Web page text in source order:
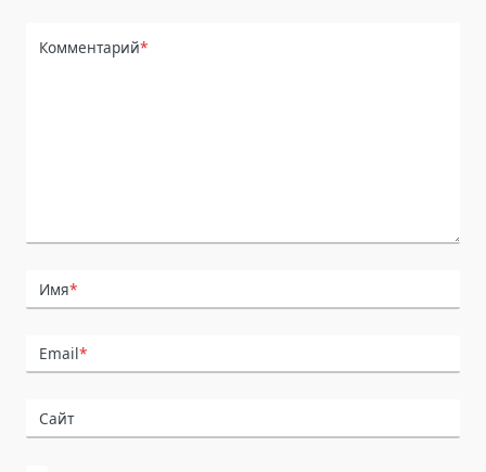
Комментарий*
Имя*
Email*
Сайт